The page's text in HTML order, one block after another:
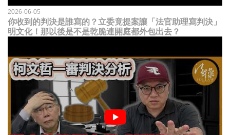
2026-06-05
你收到的判決是誰寫的？立委竟提案讓「法官助理寫判決」
明文化！那以後是不是乾脆連開庭都外包出去？